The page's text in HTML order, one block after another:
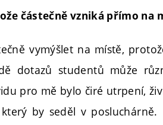
částečně vzniká přímo na
vymýšlet na místě,
dotazů studentů může
pro mě bylo čiré utrpení,
by seděl v posluchárně.